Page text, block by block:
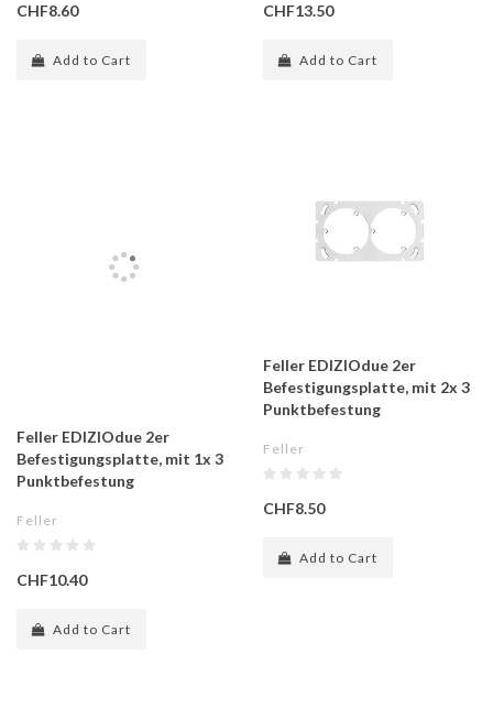
CHF8.60
Add to Cart
CHF13.50
Add to Cart
Feller EDIZIOdue 2er
Befestigungsplatte, mit 1x 3
Punktbefestung
Feller
CHF10.40
Add to Cart
Feller EDIZIOdue 2er
Befestigungsplatte, mit 2x 3
Punktbefestung
Feller
CHF8.50
Add to Cart